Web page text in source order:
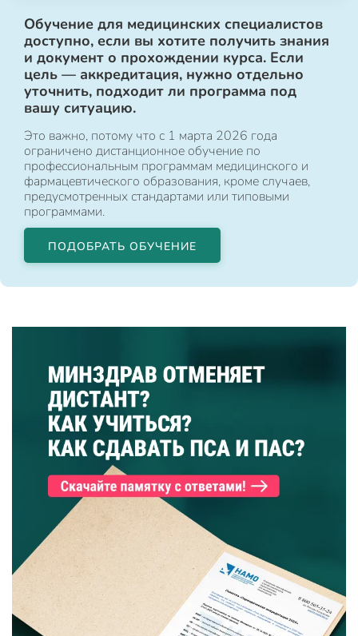
Обучение для медицинских специалистов
доступно, если вы хотите получить знания
и документ о прохождении курса. Если
цель — аккредитация, нужно отдельно
уточнить, подходит ли программа под
вашу ситуацию.
Это важно, потому что с 1 марта 2026 года
ограничено дистанционное обучение по
профессиональным программам медицинского и
фармацевтического образования, кроме случаев,
предусмотренных стандартами или типовыми
программами.
ПОДОБРАТЬ ОБУЧЕНИЕ